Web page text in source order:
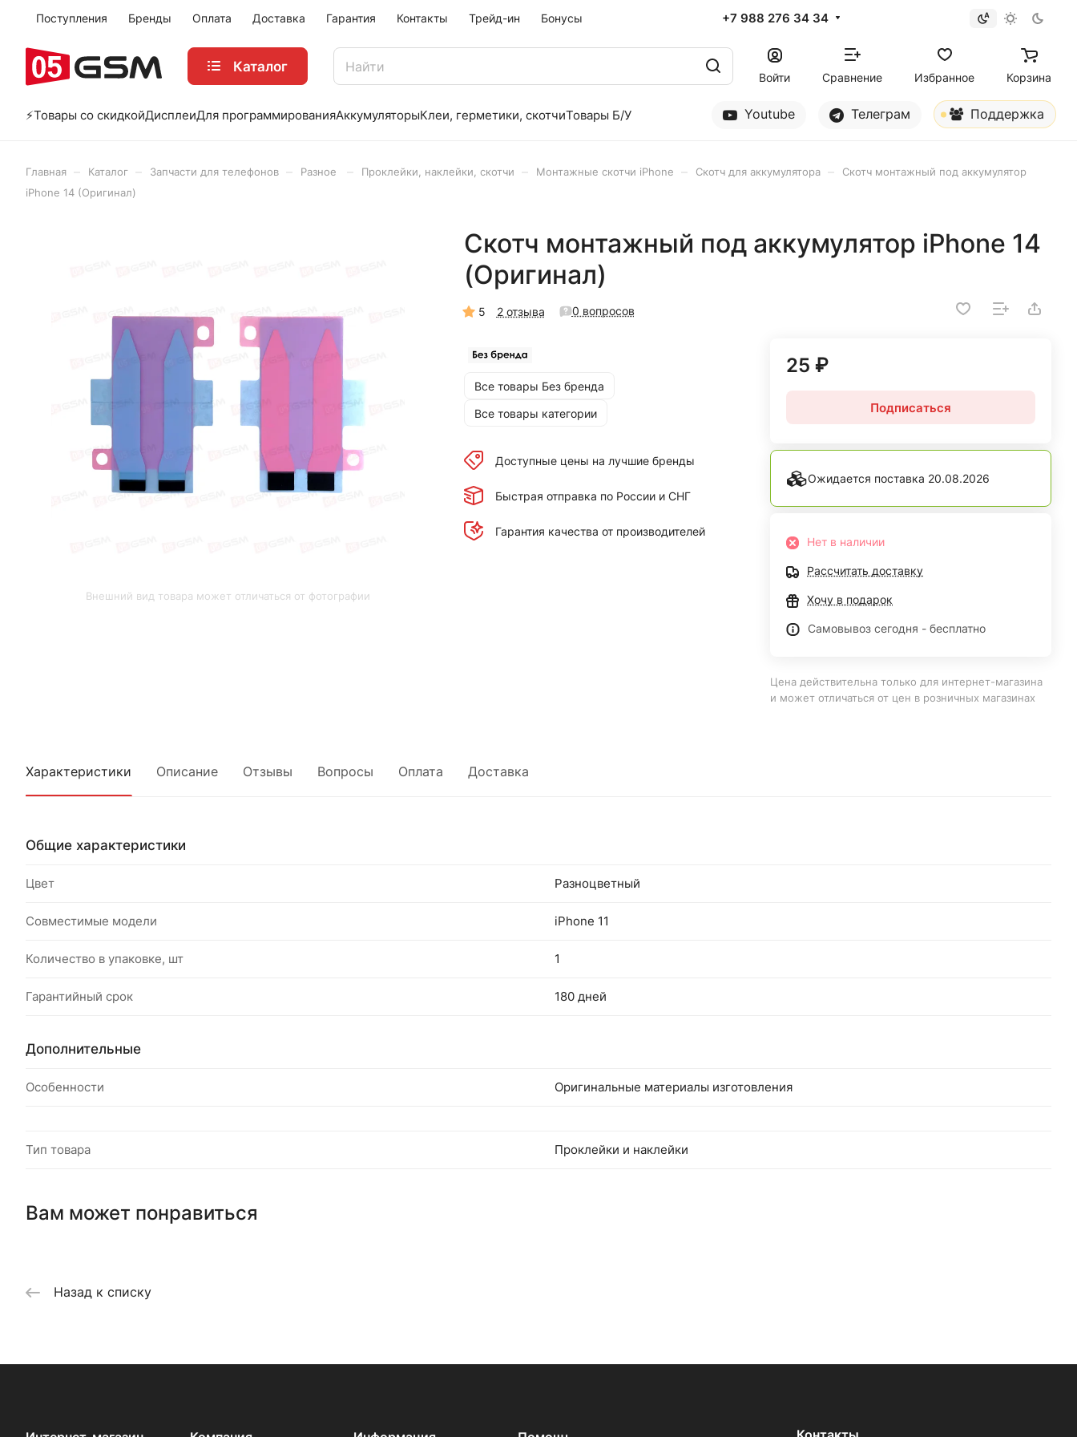
Поступления Бренды Оплата Доставка Гарантия Контакты Трейд-ин Бонусы +7 988 276 34 34
Каталог
Войти Сравнение Избранное Корзина
⚡️Товары со скидкойДисплеиДля программированияАккумуляторыКлеи, герметики, скотчиТовары Б/У Youtube Телеграм Поддержка
Главная Каталог Запчасти для телефонов Разное Проклейки, наклейки, скотчи Монтажные скотчи iPhone Скотч для аккумулятора
Скотч монтажный под аккумулятор
iPhone 14 (Оригинал)
Внешний вид товара может отличаться от фотографии
Скотч монтажный под аккумулятор iPhone 14
(Оригинал)
5 2 отзыва 0 вопросов
Все товары Без бренда
Все товары категории
Доступные цены на лучшие бренды
Быстрая отправка по России и СНГ
Гарантия качества от производителей
25 ₽
Подписаться
Ожидается поставка 20.08.2026
Нет в наличии
Рассчитать доставку
Хочу в подарок
Самовывоз сегодня - бесплатно
Цена действительна только для интернет-магазина
и может отличаться от цен в розничных магазинах
Характеристики Описание Отзывы Вопросы Оплата Доставка
Общие характеристики
Цвет Разноцветный
Совместимые модели iPhone 11
Количество в упаковке, шт 1
Гарантийный срок 180 дней
Дополнительные
Особенности Оригинальные материалы изготовления
Тип товара Проклейки и наклейки
Вам может понравиться
Назад к списку